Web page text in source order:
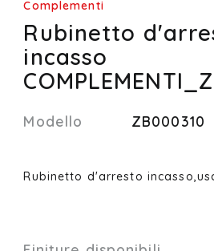
Complementi
Rubinetto
incasso
Modello ZB000310
Rubinetto d'arresto